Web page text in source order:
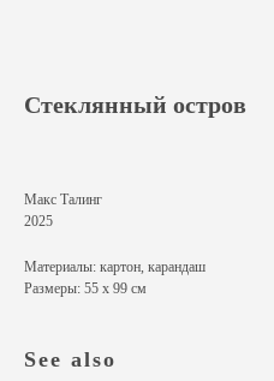
Стеклянный остров
Макс Талинг
2025
Материалы: картон, карандаш
Размеры: 55 х 99 см
See also